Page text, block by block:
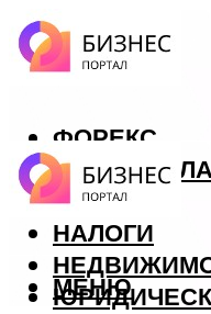
ФОРЕКС
БИЗНЕС
КРЕДИТЫ
НАЛОГИ
МЕНЮ